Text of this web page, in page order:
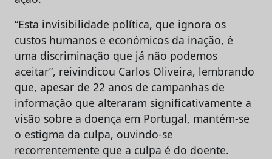
“Esta invisibilidade política, que ignora os
custos humanos e económicos da inação, é
uma discriminação que já não podemos
aceitar”, reivindicou Carlos Oliveira, lembrando
que, apesar de 22 anos de campanhas de
informação que alteraram significativamente a
visão sobre a doença em Portugal, mantém-se
o estigma da culpa, ouvindo-se
recorrentemente que a culpa é do doente.